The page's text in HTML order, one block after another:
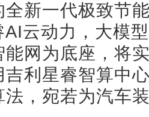
全新一代极致节
云动力，大模
能网为底座，将
吉利星睿智算中
，宛若为汽车